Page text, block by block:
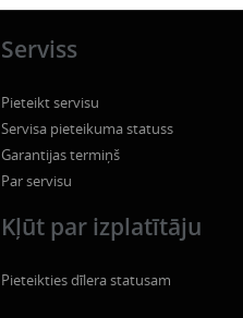
Serviss
Pieteikt servisu
Servisa pieteikuma statuss
Garantijas termiņš
Par servisu
Kļūt par izplatītāju
Pieteikties dīlera statusam